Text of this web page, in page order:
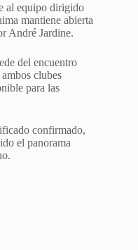
al equipo dirigido
mantiene abierta
André Jardine.
del encuentro
clubes
para las
confirmado,
el panorama